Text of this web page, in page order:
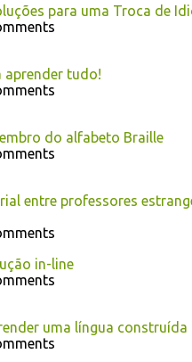
para uma Troca de
aprender tudo!
do alfabeto Braille
entre professores
in-line
uma língua construída